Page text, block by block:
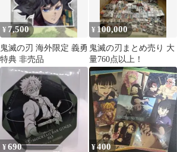
¥ 7,500
鬼滅の刃 海外限定 義勇
特典 非売品
¥ 100,000
鬼滅の刃まとめ売り 大
量760点以上！
¥690 ¥400